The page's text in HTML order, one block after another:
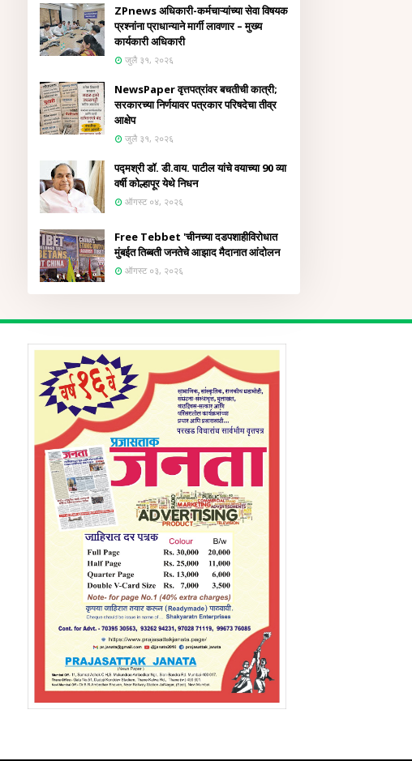
ZPnews अधिकारी-कर्मचाऱ्यांच्या सेवा विषयक
प्रश्नांना प्राधान्याने मार्गी लावणार – मुख्य
कार्यकारी अधिकारी
जुलै ३१, २०२६
NewsPaper वृत्तपत्रांवर बचतीची कात्री;
सरकारच्या निर्णयावर पत्रकार परिषदेचा तीव्र
आक्षेप
जुलै ३१, २०२६
पद्मश्री डॉ. डी.वाय. पाटील यांचे वयाच्या 90 व्या
वर्षी कोल्हापूर येथे निधन
ऑगस्ट ०४, २०२६
Free Tebbet 'चीनच्या दडपशाहीविरोधात
मुंबईत तिब्बती जनतेचे आझाद मैदानात आंदोलन
ऑगस्ट ०३, २०२६